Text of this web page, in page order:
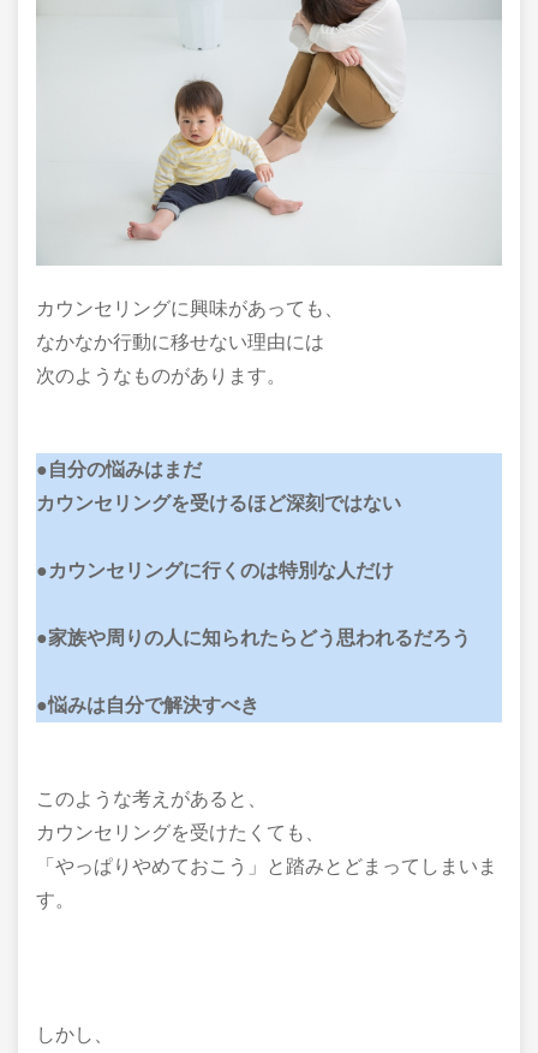
カウンセリングに興味があっても、
なかなか行動に移せない理由には
次のようなものがあります。
●自分の悩みはまだ
カウンセリングを受けるほど深刻ではない
●カウンセリングに行くのは特別な人だけ
●家族や周りの人に知られたらどう思われるだろう
●悩みは自分で解決すべき
このような考えがあると、
カウンセリングを受けたくても、
「やっぱりやめておこう」と踏みとどまってしまいま
す。
しかし、